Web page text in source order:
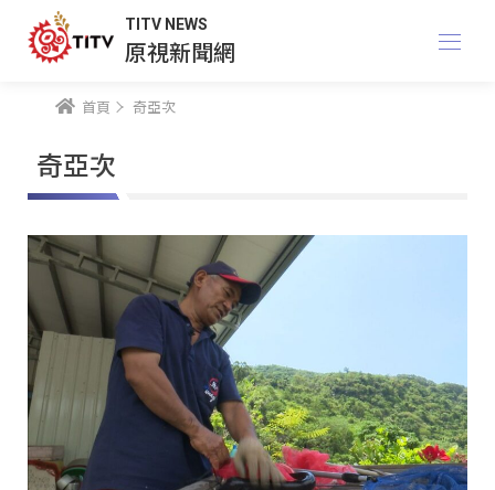
TITV NEWS
原視新聞網
首頁 奇亞次
奇亞次